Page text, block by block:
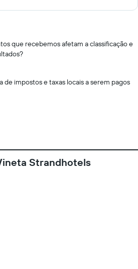
que recebemos afetam a classificação e
impostos e taxas locais a serem pagos
Strandhotels